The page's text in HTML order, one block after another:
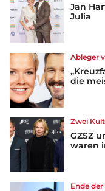
Jan
Julia
Ableger
die
Zwei
GZSZ
waren
Ende der